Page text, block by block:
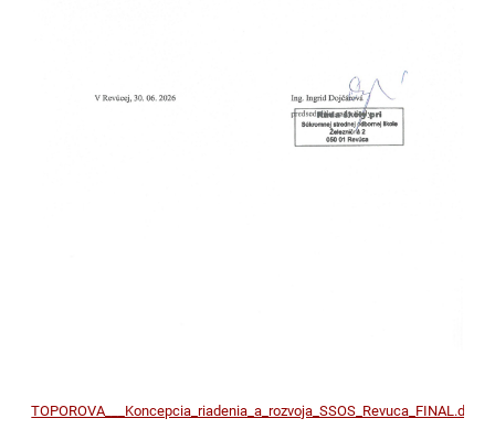
TOPOROVA___Koncepcia_riadenia_a_rozvoja_SSOS_Revuca_FINAL.docx